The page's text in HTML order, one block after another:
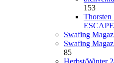
153
Thorsten
Swafing
Swafing
85
Herbst/Winter